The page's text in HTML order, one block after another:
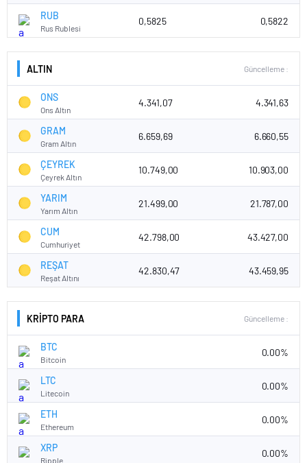
RUB
Rus Rublesi
0,5825 0,5822
ALTIN Güncelleme :
ONS
Ons Altın
4.341,07 4.341,63
GRAM
Gram Altın
6.659,69 6.660,55
ÇEYREK
Çeyrek Altın
10.749,00 10.903,00
YARIM
Yarım Altın
21.499,00 21.787,00
CUM
Cumhuriyet
42.798,00 43.427,00
REŞAT
Reşat Altını
42.830,47 43.459,95
KRİPTO PARA Güncelleme :
BTC
Bitcoin
0.00%
LTC
Litecoin
0.00%
ETH
Ethereum
0.00%
XRP
Ripple
0.00%